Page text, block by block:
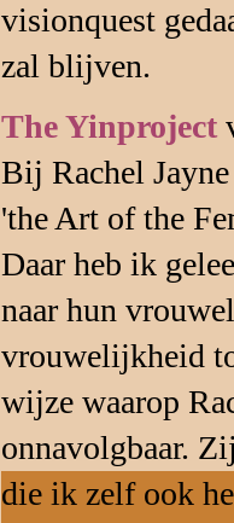
visionquest
zal blijven.
The Yinproject
Bij Rachel
'the Art of the
Daar heb ik
naar hun
vrouwelijkheid
wijze waarop
onnavolgbaar.
die ik zelf ook